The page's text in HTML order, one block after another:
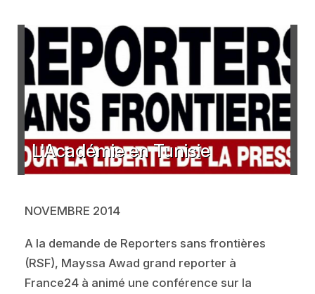
L'Académie en Tunisie
NOVEMBRE 2014
A la demande de Reporters sans frontières
(RSF), Mayssa Awad grand reporter à
France24 à animé une conférence sur la